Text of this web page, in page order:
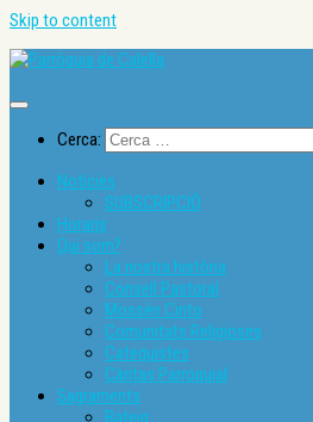
Skip to content
Cerca:
Notícies
SUBSCRIPCIÓ
Horaris
Qui som?
La nostra història
Consell Pastoral
Mossèn Cinto
Comunitats Religioses
Catequistes
Càritas Parroquial
Sagraments
Bateig